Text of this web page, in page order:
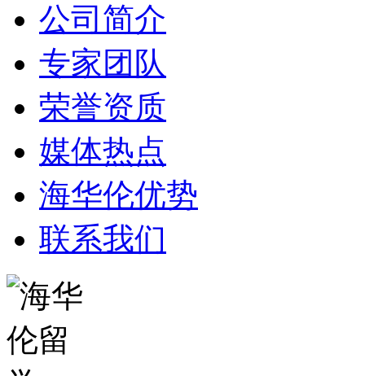
公司简介
专家团队
荣誉资质
媒体热点
海华伦优势
联系我们